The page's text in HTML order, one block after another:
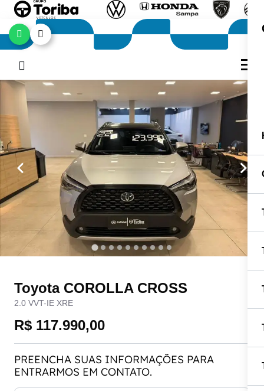
Toyota COROLLA CROSS
2.0 VVT-IE XRE
R$ 117.990,00
PREENCHA SUAS INFORMAÇÕES PARA
ENTRARMOS EM CONTATO.